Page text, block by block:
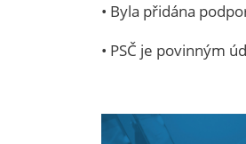
• Byla přidána
• PSČ je povinným